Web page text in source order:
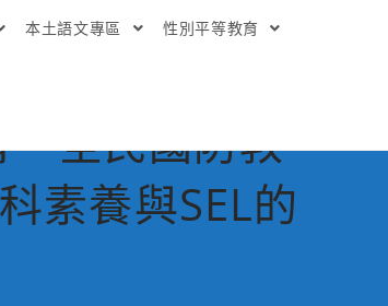
本土語文專區 性別平等教育
全民國防教
素養與SEL的